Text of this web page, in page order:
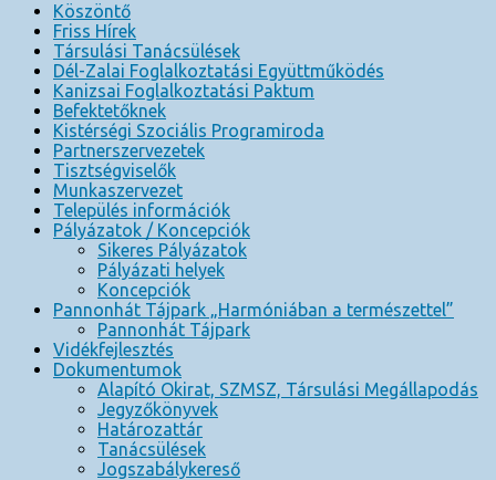
Köszöntő
Friss Hírek
Társulási Tanácsülések
Dél-Zalai Foglalkoztatási Együttműködés
Kanizsai Foglalkoztatási Paktum
Befektetőknek
Kistérségi Szociális Programiroda
Partnerszervezetek
Tisztségviselők
Munkaszervezet
Település információk
Pályázatok / Koncepciók
Sikeres Pályázatok
Pályázati helyek
Koncepciók
Pannonhát Tájpark „Harmóniában a természettel”
Pannonhát Tájpark
Vidékfejlesztés
Dokumentumok
Alapító Okirat, SZMSZ, Társulási Megállapodás
Jegyzőkönyvek
Határozattár
Tanácsülések
Jogszabálykereső